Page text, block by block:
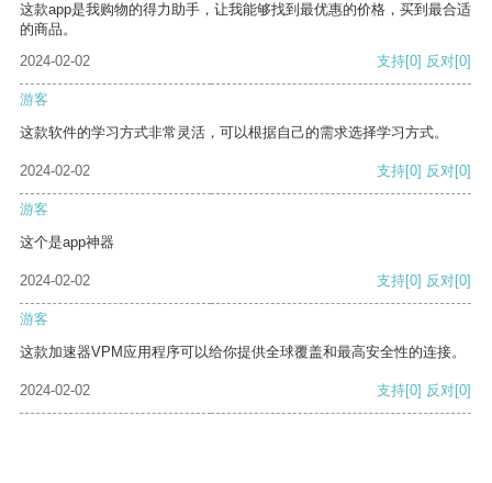
这款app是我购物的得力助手，让我能够找到最优惠的价格，买到最合适
的商品。
2024-02-02
支持[0] 反对[0]
游客
这款软件的学习方式非常灵活，可以根据自己的需求选择学习方式。
2024-02-02 支持[0] 反对[0]
游客
这个是app神器
2024-02-02 支持[0] 反对[0]
游客
这款加速器VPM应用程序可以给你提供全球覆盖和最高安全性的连接。
2024-02-02 支持[0] 反对[0]